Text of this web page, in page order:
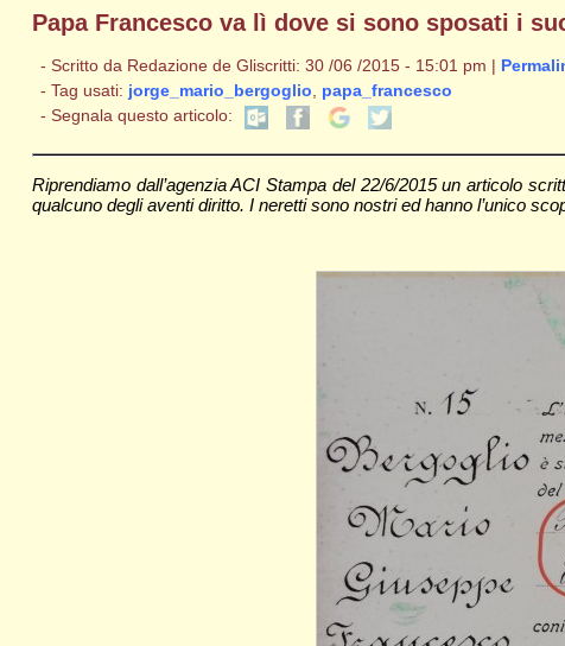
Papa Francesco va lì dove si sono sposati i
- Scritto da Redazione de Gliscritti: 30 /06 /2015 - 15:01 pm |
- Tag usati: jorge_mario_bergoglio
papa_francesco
- Segnala questo articolo:
Riprendiamo dall’agenzia ACI Stampa del 22/6/2015 un articolo
qualcuno degli aventi diritto. I neretti sono nostri ed hanno l’unico